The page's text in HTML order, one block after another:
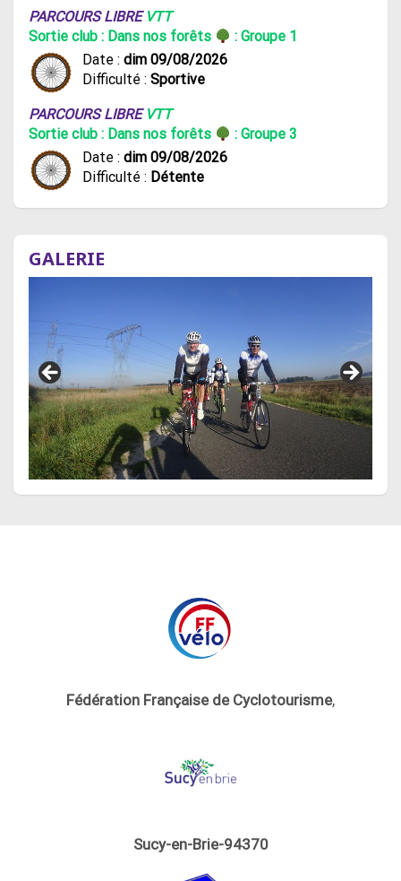
PARCOURS LIBRE VTT
Sortie club : Dans nos forêts
: Groupe 1
Date : dim 09/08/2026
Difficulté : Sportive
PARCOURS LIBRE VTT
Sortie club : Dans nos forêts
: Groupe 3
Date : dim 09/08/2026
Difficulté : Détente
GALERIE
Fédération Française de Cyclotourisme,
Sucy-en-Brie-94370